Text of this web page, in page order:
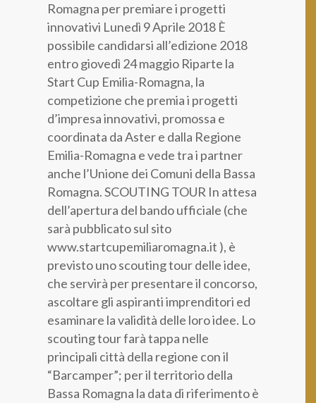
Romagna per premiare i progetti
innovativi Lunedì 9 Aprile 2018 È
possibile candidarsi all’edizione 2018
entro giovedì 24 maggio Riparte la
Start Cup Emilia-Romagna, la
competizione che premia i progetti
d’impresa innovativi, promossa e
coordinata da Aster e dalla Regione
Emilia-Romagna e vede tra i partner
anche l’Unione dei Comuni della Bassa
Romagna. SCOUTING TOUR In attesa
dell’apertura del bando ufficiale (che
sarà pubblicato sul sito
www.startcupemiliaromagna.it ), è
previsto uno scouting tour delle idee,
che servirà per presentare il concorso,
ascoltare gli aspiranti imprenditori ed
esaminare la validità delle loro idee. Lo
scouting tour farà tappa nelle
principali città della regione con il
“Barcamper”; per il territorio della
Bassa Romagna la data di riferimento è
Categoria professionale *
Autorizzo il trattamento dei miei dati personali *
ai sensi del D.Lgs. 196/2003 e del Regolamento (UE)
2016/679 GDPRInformativa sulla Privacy